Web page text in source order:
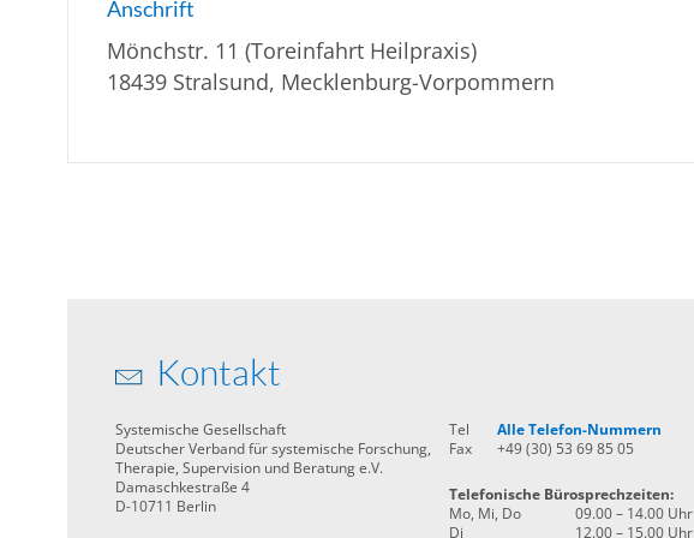
Anschrift
Mönchstr. 11 (Toreinfahrt Heilpraxis)
18439 Stralsund, Mecklenburg-Vorpommern
Kontakt
Systemische Gesellschaft
Deutscher Verband für systemische Forschung,
Therapie, Supervision und Beratung e.V.
Damaschkestraße 4
D-10711 Berlin
Tel
Alle Telefon-Nummern
Fax
+49 (30) 53 69 85 05
Telefonische Bürosprechzeiten:
Mo, Mi, Do
09.00 – 14.00 Uhr
Di
12.00 – 15.00 Uhr